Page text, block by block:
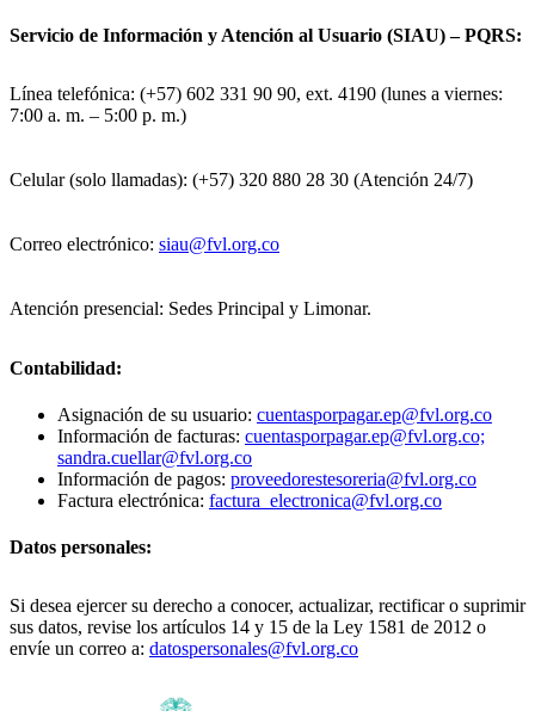
Servicio de Información y Atención al Usuario (SIAU) – PQRS:
Línea telefónica: (+57) 602 331 90 90, ext. 4190 (lunes a viernes:
7:00 a. m. – 5:00 p. m.)
Celular (solo llamadas): (+57) 320 880 28 30 (Atención 24/7)
Correo electrónico: siau@fvl.org.co
Atención presencial: Sedes Principal y Limonar.
Contabilidad:
Asignación de su usuario: cuentasporpagar.ep@fvl.org.co
Información de facturas: cuentasporpagar.ep@fvl.org.co;
sandra.cuellar@fvl.org.co
Información de pagos: proveedorestesoreria@fvl.org.co
Factura electrónica: factura_electronica@fvl.org.co
Datos personales:
Si desea ejercer su derecho a conocer, actualizar, rectificar o suprimir
sus datos, revise los artículos 14 y 15 de la Ley 1581 de 2012 o
envíe un correo a: datospersonales@fvl.org.co